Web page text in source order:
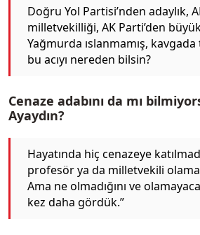
Doğru Yol Partisi’nden adaylık,
milletvekilliği, AK Parti’den
Yağmurda ıslanmamış,
bu acıyı nereden bilsin?
Cenaze adabını da mı
Ayaydın?
Hayatında hiç cenazeye
profesör ya da milletvekili
Ama ne olmadığını ve
kez daha gördük.”